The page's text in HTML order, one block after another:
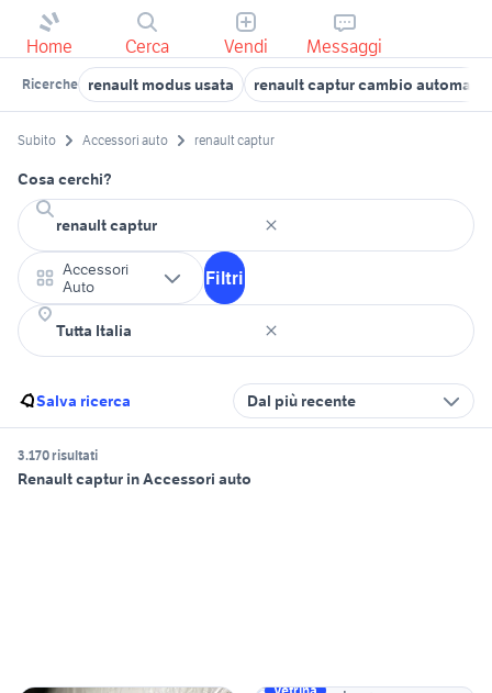
Home Cerca Vendi Messaggi
Ricerche renault modus usata renault captur cambio
Subito Accessori auto renault captur
Cosa cerchi?
Accessori
Auto
Filtri
Salva ricerca Dal più recente
3.170 risultati
Renault captur in Accessori auto